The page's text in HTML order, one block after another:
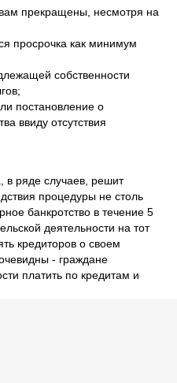
прекращены, несмотря на
просрочка как минимум
собственности
постановление о
ввиду отсутствия
в ряде случаев, решит
процедуры не столь
банкротство в течение 5
деятельности на тот
кредиторов о своем
- граждане
платить по кредитам и